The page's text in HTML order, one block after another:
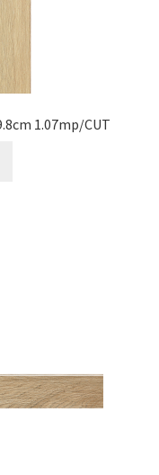
1.07mp/CUT